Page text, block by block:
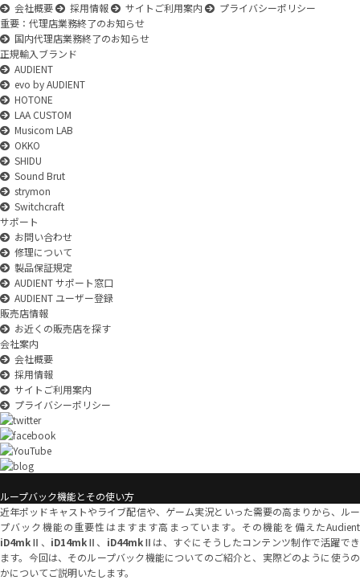
会社概要
採用情報 サイトご利用案内
プライバシーポリシー
重要：代理店業務終了のお知らせ
国内代理店業務終了のお知らせ
正規輸入ブランド
AUDIENT
evo by AUDIENT
HOTONE
LAA CUSTOM
Musicom LAB
OKKO
SHIDU
Sound Brut
strymon
Switchcraft
サポート
お問い合わせ
修理について
製品保証規定
AUDIENT サポート窓口
AUDIENT ユーザー登録
販売店情報
お近くの販売店を探す
会社案内
会社概要
採用情報
サイトご利用案内
プライバシーポリシー
ループバック機能とその使い方
近年ポッドキャストやライブ配信や、ゲーム実況といった需要の高まりから、ルー
プバック機能の重要性はますます高まっています。その機能を備えたAudient
iD4mkⅡ 、 iD14mkⅡ 、 iD44mkⅡ は、すぐにそうしたコンテンツ制作で活躍でき
ます。今回は、そのループバック機能についてのご紹介と、実際どのように使うの
かについてご説明いたします。